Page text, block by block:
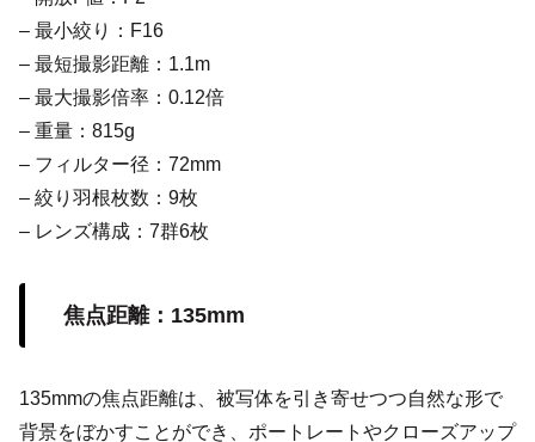
– 最小絞り：F16
– 最短撮影距離：1.1m
– 最大撮影倍率：0.12倍
– 重量：815g
– フィルター径：72mm
– 絞り羽根枚数：9枚
– レンズ構成：7群6枚
焦点距離：135mm
135mmの焦点距離は、被写体を引き寄せつつ自然な形で
背景をぼかすことができ、ポートレートやクローズアップ